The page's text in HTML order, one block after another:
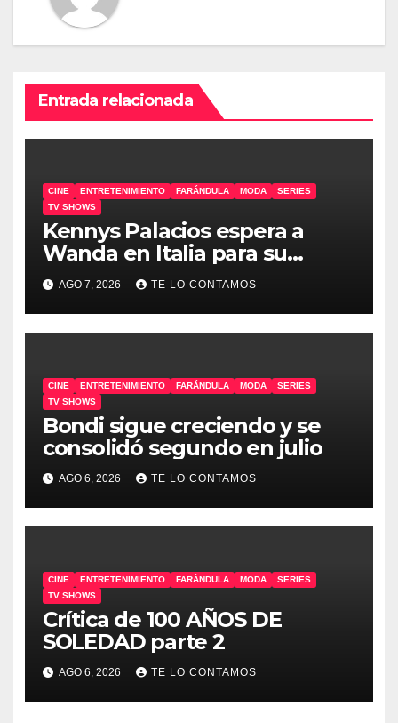
Entrada relacionada
CINE ENTRETENIMIENTO FARÁNDULA MODA
SERIES
TV SHOWS
Kennys Palacios espera a
Wanda en Italia para su
docuserie
AGO 7, 2026 TE LO CONTAMOS
CINE ENTRETENIMIENTO FARÁNDULA MODA
SERIES
TV SHOWS
Bondi sigue creciendo y se
consolidó segundo en julio
AGO 6, 2026 TE LO CONTAMOS
CINE ENTRETENIMIENTO FARÁNDULA MODA
SERIES
TV SHOWS
Crítica de 100 AÑOS DE
SOLEDAD parte 2
AGO 6, 2026 TE LO CONTAMOS